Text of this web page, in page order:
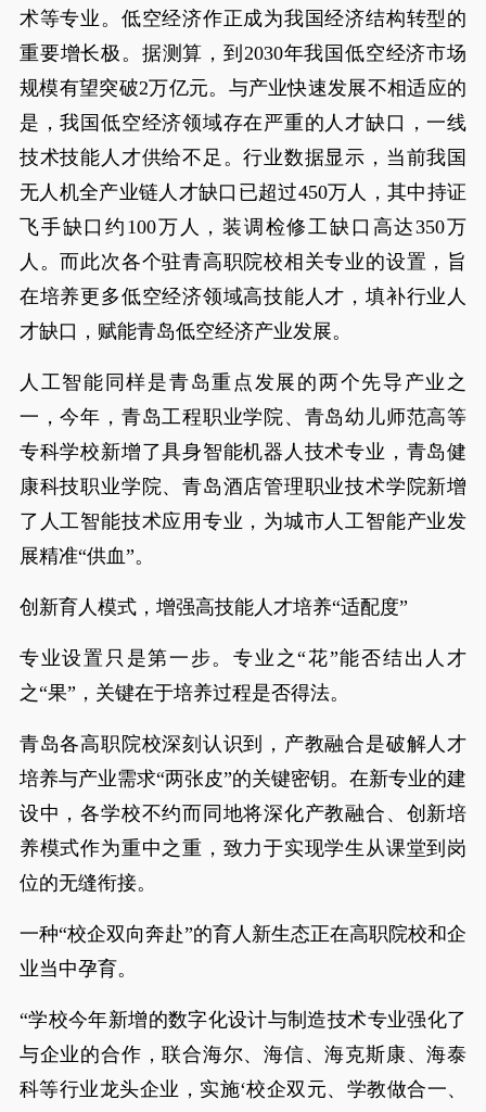
术等专业。低空经济作正成为我国经济结构转型的
重要增长极。据测算，到2030年我国低空经济市场
规模有望突破2万亿元。与产业快速发展不相适应的
是，我国低空经济领域存在严重的人才缺口，一线
技术技能人才供给不足。行业数据显示，当前我国
无人机全产业链人才缺口已超过450万人，其中持证
飞手缺口约100万人，装调检修工缺口高达350万
人。而此次各个驻青高职院校相关专业的设置，旨
在培养更多低空经济领域高技能人才，填补行业人
才缺口，赋能青岛低空经济产业发展。
人工智能同样是青岛重点发展的两个先导产业之
一，今年，青岛工程职业学院、青岛幼儿师范高等
专科学校新增了具身智能机器人技术专业，青岛健
康科技职业学院、青岛酒店管理职业技术学院新增
了人工智能技术应用专业，为城市人工智能产业发
展精准“供血”。
创新育人模式，增强高技能人才培养“适配度”
专业设置只是第一步。专业之“花”能否结出人才
之“果”，关键在于培养过程是否得法。
青岛各高职院校深刻认识到，产教融合是破解人才
培养与产业需求“两张皮”的关键密钥。在新专业的建
设中，各学校不约而同地将深化产教融合、创新培
养模式作为重中之重，致力于实现学生从课堂到岗
位的无缝衔接。
一种“校企双向奔赴”的育人新生态正在高职院校和企
业当中孕育。
“学校今年新增的数字化设计与制造技术专业强化了
与企业的合作，联合海尔、海信、海克斯康、海泰
科等行业龙头企业，实施‘校企双元、学教做合一、